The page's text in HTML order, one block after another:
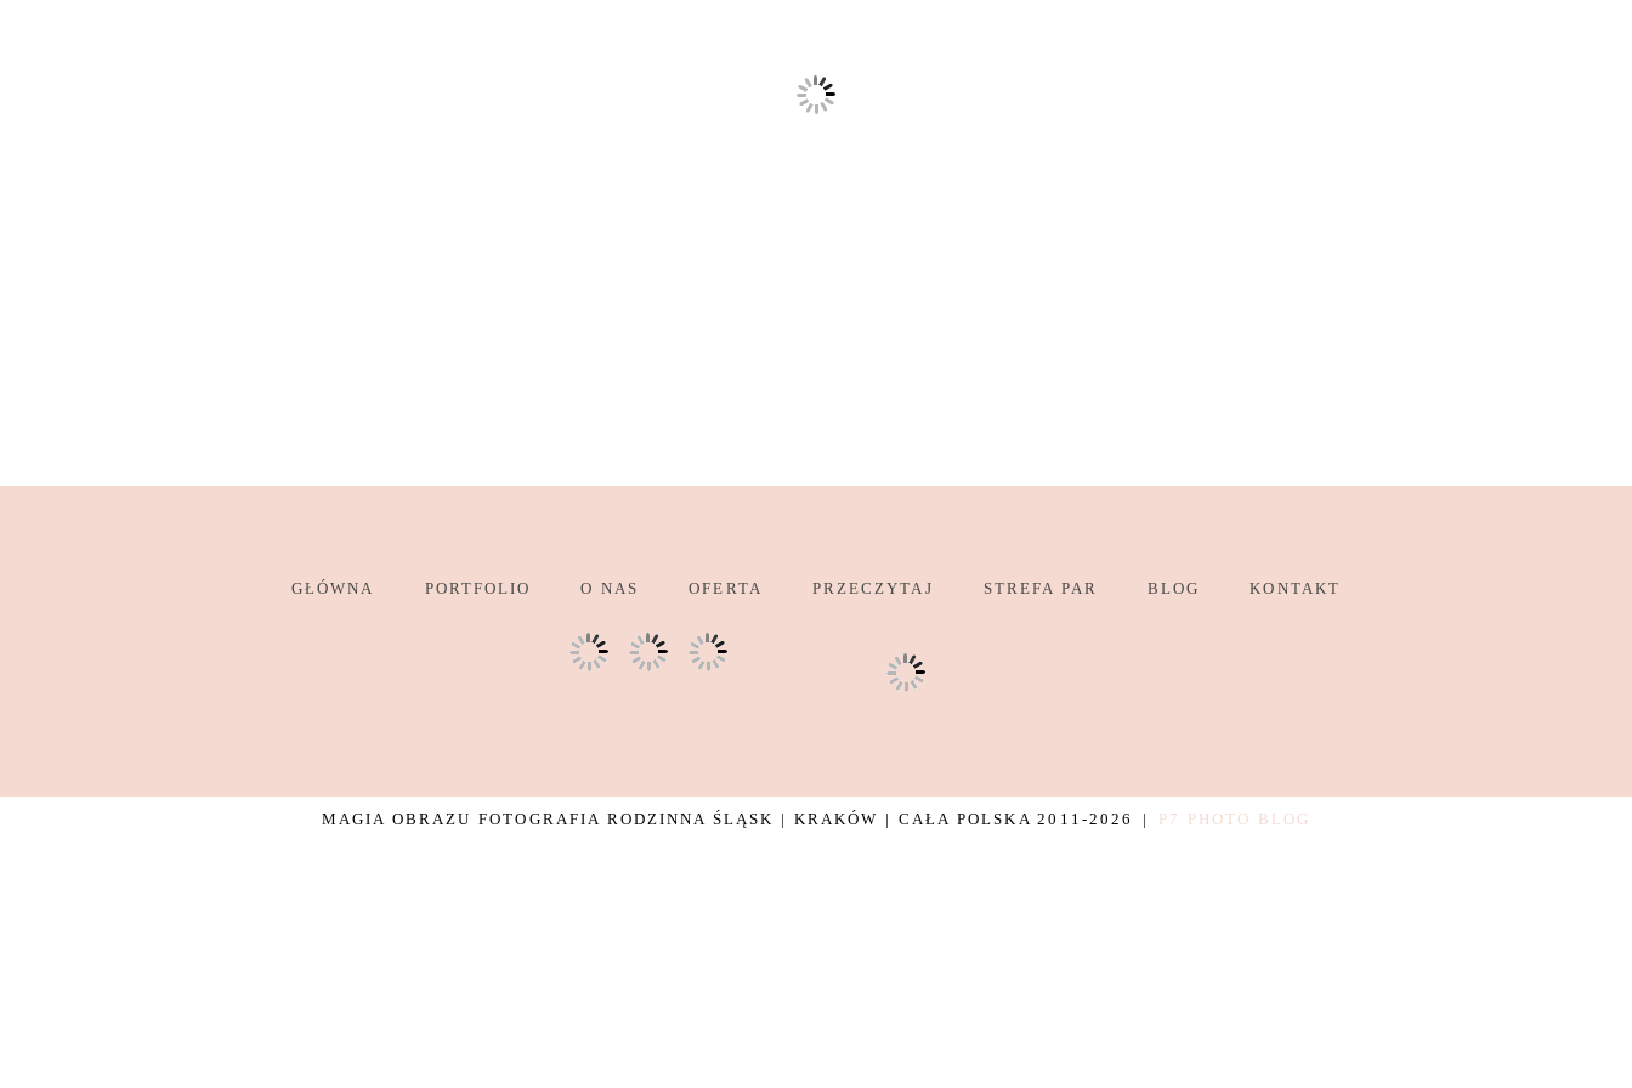
GŁÓWNA PORTFOLIO O NAS OFERTA PRZECZYTAJ STREFA PAR BLOG KONTAKT
MAGIA OBRAZU FOTOGRAFIA RODZINNA ŚLĄSK | KRAKÓW | CAŁA POLSKA 2011-2026 | P7 PHOTO BLOG